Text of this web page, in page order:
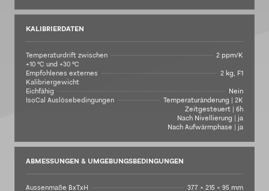
KALIBRIERDATEN
Temperaturdrift zwischen
+10 °C und +30 °C
2 ppm/K
Empfohlenes externes
Kalibriergewicht
2 kg, F1
Eichfähig
Nein
IsoCal Auslösebedingungen
Temperaturänderung | 2K
Zeitgesteuert | 6h
Nach Nivellierung | ja
Nach Aufwärmphase | ja
ABMESSUNGEN & UMGEBUNGSBEDINGUNGEN
Aussenmaße BxTxH
377 × 215 × 95 mm